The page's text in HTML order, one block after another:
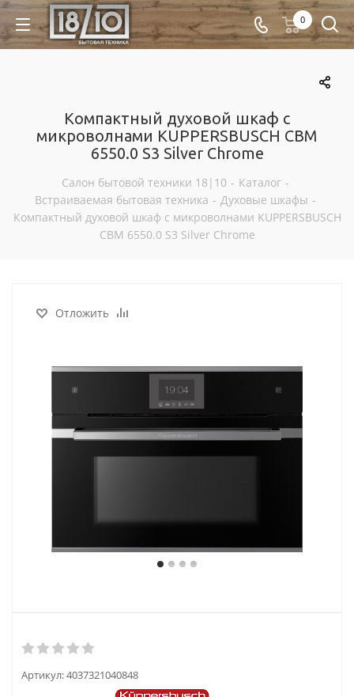
0
Компактный духовой шкаф с
микроволнами KUPPERSBUSCH CBM
6550.0 S3 Silver Chrome
Салон бытовой техники 18|10 - Каталог -
Встраиваемая бытовая техника - Духовые шкафы -
Компактный духовой шкаф с микроволнами KUPPERSBUSCH
CBM 6550.0 S3 Silver Chrome
Отложить
Артикул:4037321040848